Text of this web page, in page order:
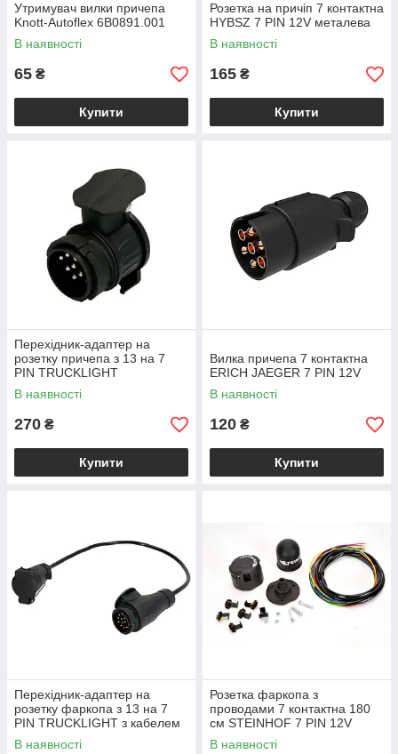
Утримувач вилки причепа
Knott-Autoflex 6B0891.001
В наявності
65 ₴
Купити
Розетка на причіп 7 контактна
HYBSZ 7 PIN 12V металева
В наявності
165 ₴
Купити
Перехідник-адаптер на
розетку причепа з 13 на 7
PIN TRUCKLIGHT
В наявності
270 ₴
Купити
Вилка причепа 7 контактна
ERICH JAEGER 7 PIN 12V
В наявності
120 ₴
Купити
Перехідник-адаптер на
розетку фаркопа з 13 на 7
PIN TRUCKLIGHT з кабелем
В наявності
Розетка фаркопа з
проводами 7 контактна 180
см STEINHOF 7 PIN 12V
В наявності